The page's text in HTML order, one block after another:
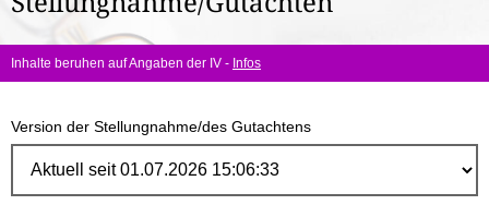
Inhalte beruhen auf Angaben der IV - Infos
Version der Stellungnahme/des Gutachtens